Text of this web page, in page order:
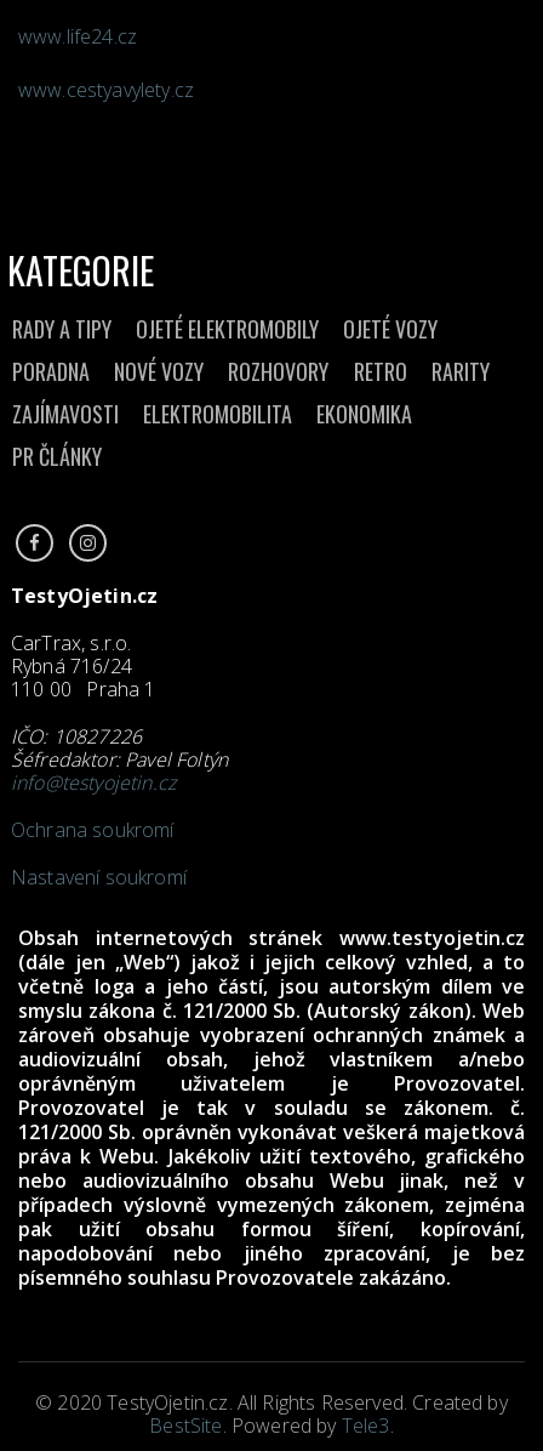
www.life24.cz
www.cestyavylety.cz
KATEGORIE
RADY A TIPY OJETÉ ELEKTROMOBILY
OJETÉ VOZY
PORADNA
NOVÉ VOZY ROZHOVORY RETRO
RARITY
ZAJÍMAVOSTI
ELEKTROMOBILITA
EKONOMIKA
PR ČLÁNKY
TestyOjetin.cz
CarTrax, s.r.o.
Rybná 716/24
110 00 Praha 1
IČO: 10827226
Šéfredaktor: Pavel Foltýn
info@testyojetin.cz
Ochrana soukromí
Nastavení soukromí
Obsah internetových stránek www.testyojetin.cz
(dále jen „Web“) jakož i jejich celkový vzhled, a to
včetně loga a jeho částí, jsou autorským dílem ve
smyslu zákona č. 121/2000 Sb. (Autorský zákon). Web
zároveň obsahuje vyobrazení ochranných známek a
audiovizuální obsah, jehož vlastníkem a/nebo
oprávněným uživatelem je Provozovatel.
Provozovatel je tak v souladu se zákonem. č.
121/2000 Sb. oprávněn vykonávat veškerá majetková
práva k Webu. Jakékoliv užití textového, grafického
nebo audiovizuálního obsahu Webu jinak, než v
případech výslovně vymezených zákonem, zejména
pak užití obsahu formou šíření, kopírování,
napodobování nebo jiného zpracování, je bez
písemného souhlasu Provozovatele zakázáno.
© 2020 TestyOjetin.cz. All Rights Reserved. Created by
BestSite. Powered byTele3.